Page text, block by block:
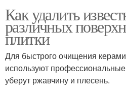
Как удалить
различных
плитки
Для быстрого очищения
используют
уберут ржавчину и плесень.